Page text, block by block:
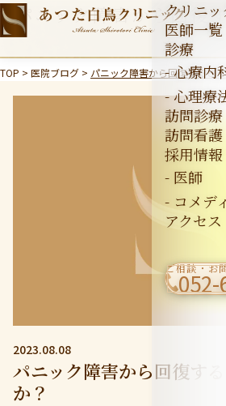
クリニ
医師一覧
診療
- 心療内
- 心理療
訪問診療
訪問看護
採用情報
- 医師
- コメデ
アクセス
ご相談・お
052-
パニック障害から回復
か？
TOP > 医院ブログ > パニック障害から回復すると
2023.08.08
パニック障害から回復する
か？